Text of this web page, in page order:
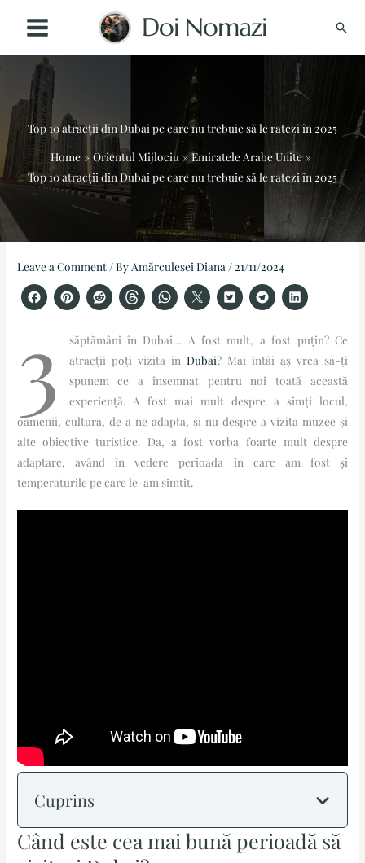
Doi Nomazi
Top 10 atracții din Dubai pe care nu trebuie să le ratezi în 2025
Home
Orientul Mijlociu
Emiratele Arabe Unite
Top 10 atracții din Dubai pe care nu trebuie să le ratezi în 2025
Leave a Comment / By Amărculesei Diana /21/11/2024
3
săptămâni în Dubai… A fost mult, a fost puțin? Ce
atracții poți vizita în Dubai? Mai întâi aș vrea să-ți
spunem ce a însemnat pentru noi toată această
experiență. A fost mai mult despre a simți locul,
oamenii, cultura, de a ne adapta, și nu despre a vizita muzee și
alte obiective turistice. Da, a fost vorba foarte mult despre
adaptare, având în vedere perioada în care am fost și
temperaturile pe care le-am simțit.
Cuprins
Când este cea mai bună perioadă să
Instagram
TikTok
Facebook
YouTube
Pinterest
X Threads
LinkedIn